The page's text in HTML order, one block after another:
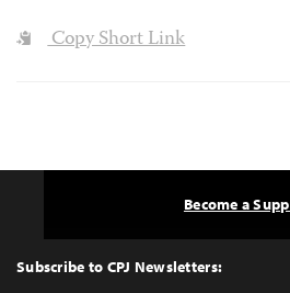
Copy Short Link
Top
Subscribe to CPJ Newsletters:
Become a